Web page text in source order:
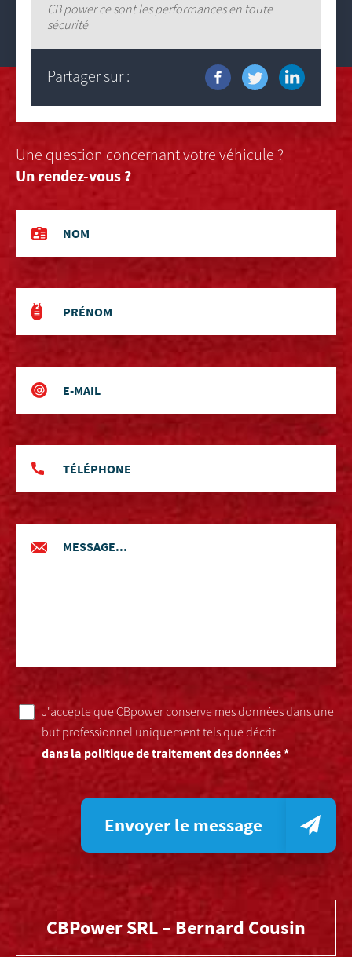
CB power ce sont les performances en toute
sécurité
Partager sur :
Une question concernant votre véhicule ?
Un rendez-vous ?
J'accepte que CBpower conserve mes données dans une
but professionnel uniquement tels que décrit
dans la politique de traitement des données *
Envoyer le message
CBPower SRL – Bernard Cousin